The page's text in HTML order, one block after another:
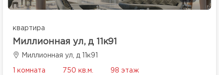
квартира
Миллионная ул, д 11к91
Миллионная ул, д 11к91
1 комната 750 кв.м. 98 этаж